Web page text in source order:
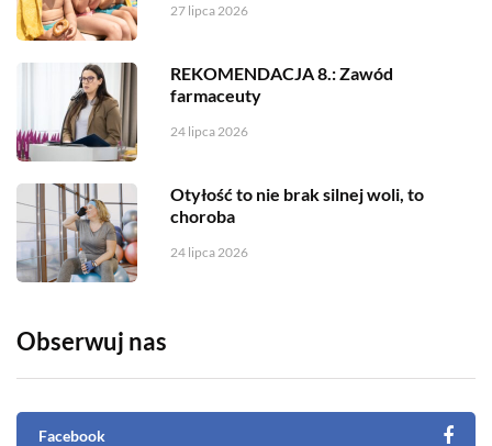
27 lipca 2026
REKOMENDACJA 8.: Zawód
farmaceuty
24 lipca 2026
Otyłość to nie brak silnej woli, to
choroba
24 lipca 2026
Obserwuj nas
Facebook